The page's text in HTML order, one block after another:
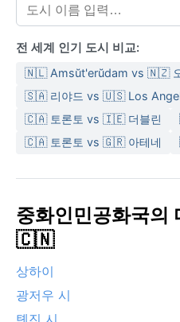
더위가 이어지므로 통기성
수다. 겨울은 1월 평균 기온
날이 많지만, 바람이 불면 체
이나 두꺼운 코트, 보습제가
적 온화하고 강수량도 적어
기상학적으로 가장 여행하
9~11월의 가을이다. 이맘때
상쾌하다. 다만 봄철에는 내
폭우가 쏟아지기도 하지만,
하지는 못한다. 겨울은 눈이
파가 몰아쳐 기온이 영하
적으로 사계절이 뚜렷하고
전 세계 인기 도시 비교:
🇳🇱 Amsŭt'erŭdam vs 🇳🇿 오
🇸🇦 리야드 vs 🇺🇸 Los
🇨🇦 토론토 vs 🇮🇪 더블린
🇨🇦 토론토 vs 🇬🇷 아테네
중화인민공화국의
🇨🇳
상하이
광저우 시
톈진 시